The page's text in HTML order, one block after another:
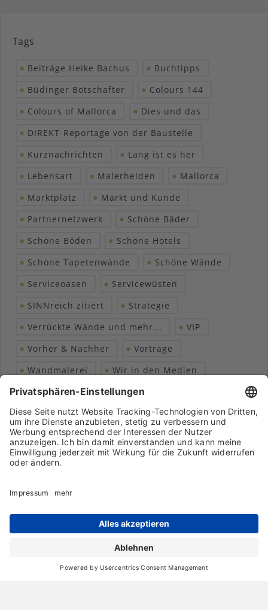
Tags
Beiträge Heike Bachus
Buchtipps
Büdinger Botschafter
Colours 144
Colours of Mallorca
Dies und das
DIREKT-Reportage von der Baustelle
Kurznachrichten
Lang ist es her
Lebensart
Malerhelden
Mallorca
Marktplatz
Markt und Kunde
Partnernetzwerk
Schöne Bäder
Schöne Böden
Schöne Hotels
Schöne Tapetenwände
Schöne Wände
Serviceoasen
Servicewüsten
SINNreich zitiert
Strategie
Verrückte Wände und mehr...
VIP
Vorher & Nachher
Vorträge
Wandmalerei
Wir in den Medien
Wohngesundheit
Markenpartner